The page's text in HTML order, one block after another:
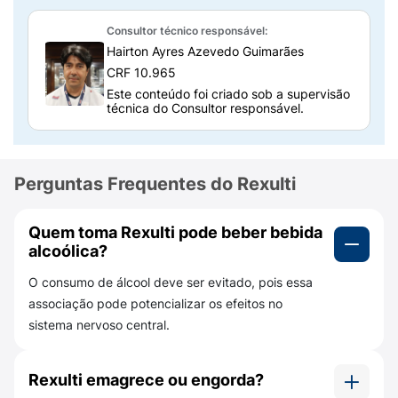
Qual a composição do Rexulti 1mg?
Cada comprimido contém 1mg de
brexpiprazol, que é o princípio ativo do
medicamento.
Além disso, ele possui outras substâncias
formulação, que são chamados excipientes.
Entre eles, podemos citar:
lactose monohidratada, amido de milho,
celulose microcristalina, hidroxipropilcelulose
de baixa substituição, hidroxipropilcelulose,
estearato de magnésio, hipromelose, talco,
dióxido de titânio e óxido de ferro amarelo.
substâncias, para verificar se você não é
Consultor técnico responsável:
Hairton Ayres Azevedo Guimarães
CRF 10.965
Este conteúdo foi criado sob a supervisão
técnica do Consultor responsável.
Perguntas Frequentes do Rexulti
Quem toma Rexulti pode beber bebida
alcoólica?
O consumo de álcool deve ser evitado, pois essa
associação pode potencializar os efeitos no
sistema nervoso central.
Rexulti emagrece ou engorda?